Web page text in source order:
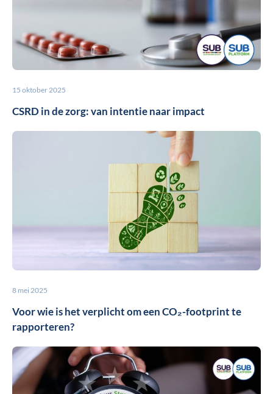
15 oktober 2025
CSRD in de zorg: van intentie naar impact
8 mei 2025
Voor wie is het verplicht om een CO₂-footprint te
rapporteren?